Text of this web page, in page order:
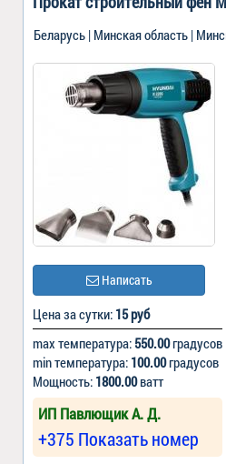
Беларусь | Минская область |
Написать
Цена за сутки: 15 руб
max температура: 550.00градусов
min температура: 100.00градусов
Мощность: 1800.00ватт
ИП Павлющик А. Д.
+375 Показать номер